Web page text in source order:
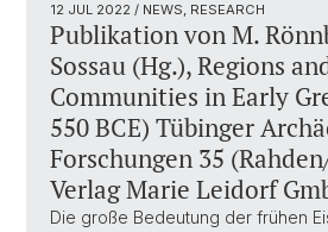
12 JUL 2022 / NEWS, RESEARCH
Publikation von M.
Sossau (Hg.), Regions
Communities in Early
550 BCE) Tübinger
Forschungen 35
Verlag Marie Leidorf
Die große Bedeutung der frühen